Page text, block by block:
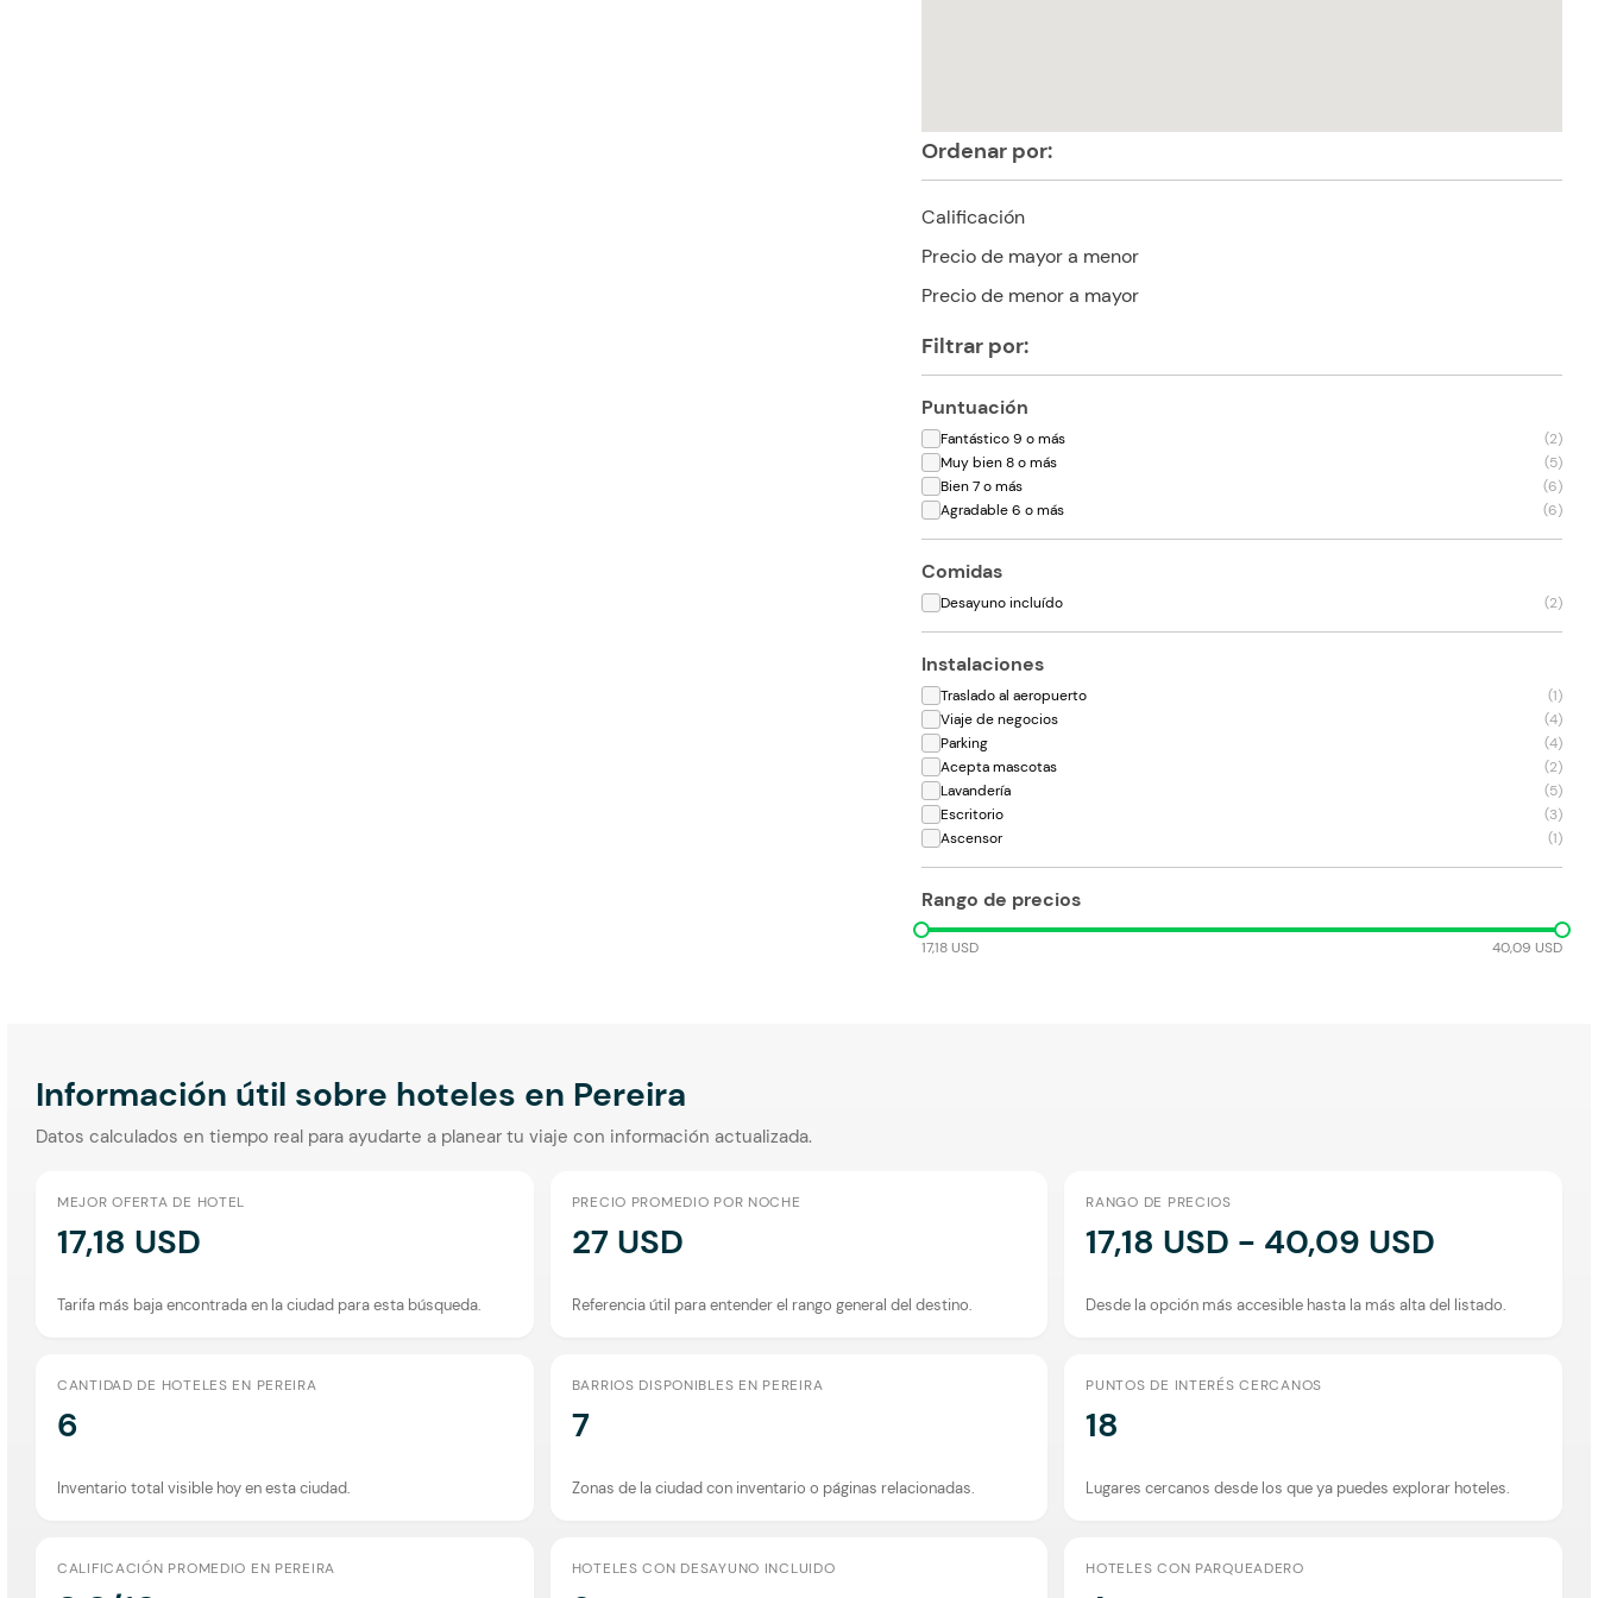
Ordenar por:
Calificación
Precio de mayor a menor
Precio de menor a mayor
Filtrar por:
Puntuación
Fantástico 9 o más (2)
Muy bien 8 o más
(5)
Bien 7 o más
(6)
Agradable 6 o más
(6)
Comidas
Desayuno incluído (2)
Instalaciones
Traslado al aeropuerto (1)
Viaje de negocios
(4)
Parking
(4)
Acepta mascotas
(2)
Lavandería
(5)
Escritorio
(3)
Ascensor
(1)
Rango de precios
17,18 USD 40,09 USD
Información útil sobre hoteles en Pereira
Datos calculados en tiempo real para ayudarte a planear tu viaje con información actualizada.
MEJOR OFERTA DE HOTEL
17,18 USD
Tarifa más baja encontrada en la ciudad para esta búsqueda.
PRECIO PROMEDIO POR NOCHE
27 USD
Referencia útil para entender el rango general del destino.
RANGO DE PRECIOS
17,18 USD - 40,09 USD
Desde la opción más accesible hasta la más alta del listado.
CANTIDAD DE HOTELES EN PEREIRA
6
Inventario total visible hoy en esta ciudad.
BARRIOS DISPONIBLES EN PEREIRA
7
Zonas de la ciudad con inventario o páginas relacionadas.
PUNTOS DE INTERÉS CERCANOS
18
Lugares cercanos desde los que ya puedes explorar hoteles.
CALIFICACIÓN PROMEDIO EN PEREIRA HOTELES CON DESAYUNO INCLUIDO HOTELES CON PARQUEADERO